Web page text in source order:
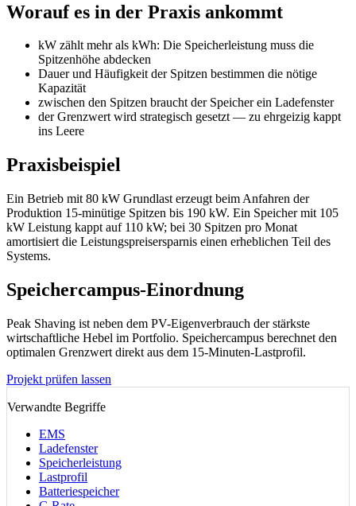
Worauf es in der Praxis ankommt
kW zählt mehr als kWh: Die Speicherleistung muss die
Spitzenhöhe abdecken
Dauer und Häufigkeit der Spitzen bestimmen die nötige
Kapazität
zwischen den Spitzen braucht der Speicher ein Ladefenster
der Grenzwert wird strategisch gesetzt — zu ehrgeizig kappt
ins Leere
Praxisbeispiel
Ein Betrieb mit 80 kW Grundlast erzeugt beim Anfahren der
Produktion 15-minütige Spitzen bis 190 kW. Ein Speicher mit 105
kW Leistung kappt auf 110 kW; bei 30 Spitzen pro Monat
amortisiert die Leistungspreisersparnis einen erheblichen Teil des
Systems.
Speichercampus-Einordnung
Peak Shaving ist neben dem PV-Eigenverbrauch der stärkste
wirtschaftliche Hebel im Portfolio. Speichercampus berechnet den
optimalen Grenzwert direkt aus dem 15-Minuten-Lastprofil.
Projekt prüfen lassen
Verwandte Begriffe
EMS
Ladefenster
Speicherleistung
Lastprofil
Batteriespeicher